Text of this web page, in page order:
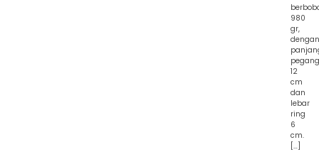
980
gr,
dengan
12
cm
dan
lebar
ring
6
cm.
[…]